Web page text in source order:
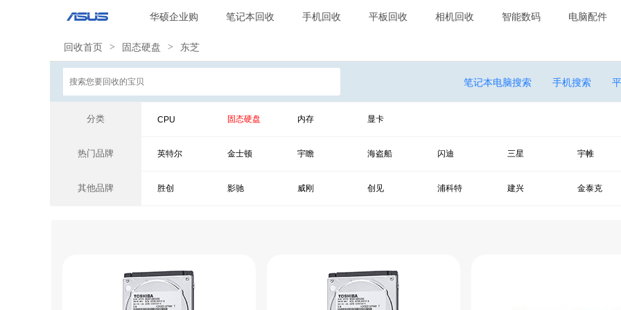
华硕企业购 笔记本回收 手机回收 平板回收 相机回收 智能数码 电脑配件
回收首页 > 固态硬盘 > 东芝
笔记本电脑搜索 手机搜索
分类 CPU 固态硬盘 内存 显卡
热门品牌 英特尔 金士顿 宇瞻 海盗船 闪迪 三星 宇帷
其他品牌 胜创 影驰 威刚 创见 浦科特 建兴 金泰克